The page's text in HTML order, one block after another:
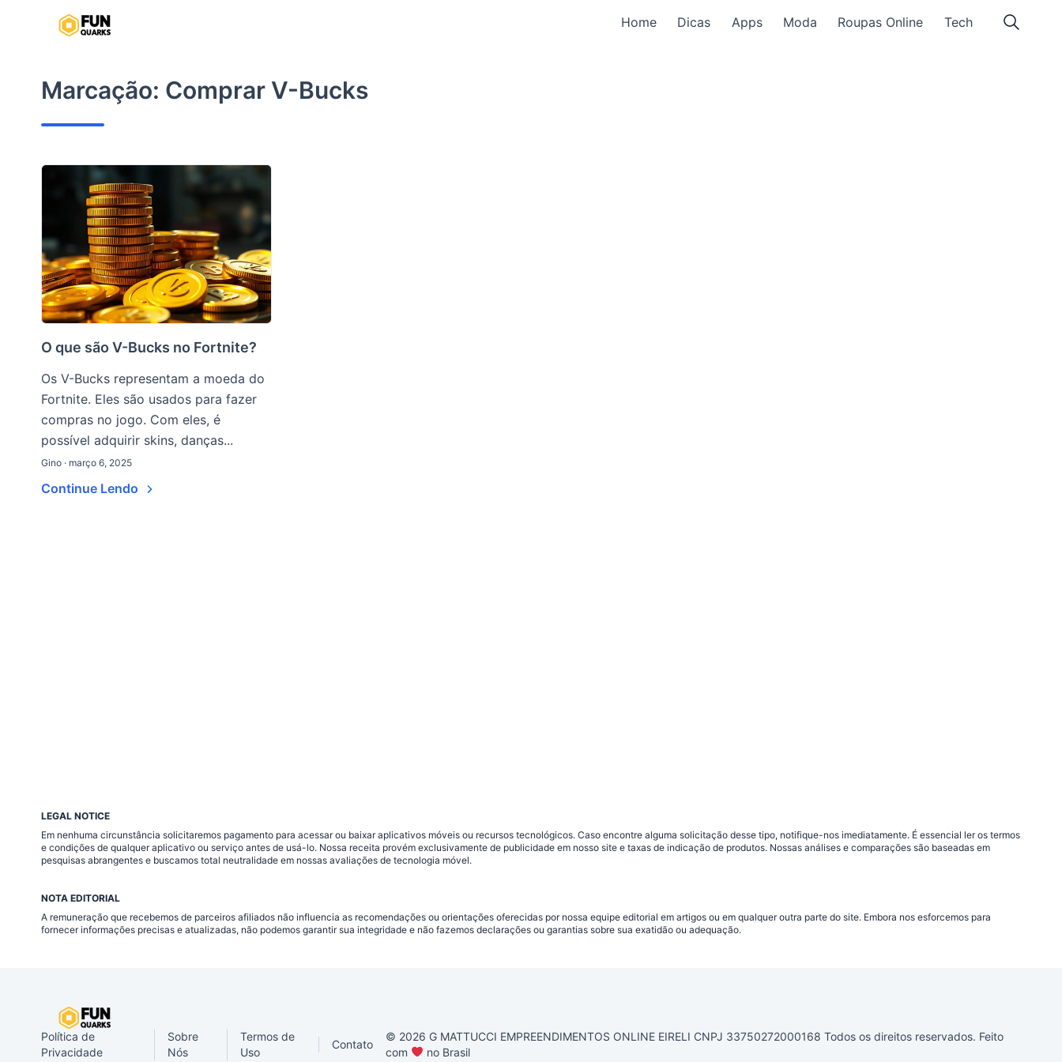
conteúdo
Home Dicas Apps Moda Roupas Online Tech
Marcação: Comprar V-Bucks
O que são V-Bucks no Fortnite?
Os V-Bucks representam a moeda do
Fortnite. Eles são usados para fazer
compras no jogo. Com eles, é
possível adquirir skins, danças...
Gino · março 6, 2025
Continue Lendo
LEGAL NOTICE
Em nenhuma circunstância solicitaremos pagamento para acessar ou baixar aplicativos móveis ou recursos tecnológicos. Caso encontre alguma solicitação desse tipo, notifique-nos imediatamente. É essencial ler os termos
e condições de qualquer aplicativo ou serviço antes de usá-lo. Nossa receita provém exclusivamente de publicidade em nosso site e taxas de indicação de produtos. Nossas análises e comparações são baseadas em
pesquisas abrangentes e buscamos total neutralidade em nossas avaliações de tecnologia móvel.
NOTA EDITORIAL
A remuneração que recebemos de parceiros afiliados não influencia as recomendações ou orientações oferecidas por nossa equipe editorial em artigos ou em qualquer outra parte do site. Embora nos esforcemos para
fornecer informações precisas e atualizadas, não podemos garantir sua integridade e não fazemos declarações ou garantias sobre sua exatidão ou adequação.
Política de
Privacidade
Sobre
Nós
Termos de
Uso
Contato
© 2026 G MATTUCCI EMPREENDIMENTOS ONLINE EIRELI CNPJ 33750272000168 Todos os direitos reservados. Feito
com
no Brasil